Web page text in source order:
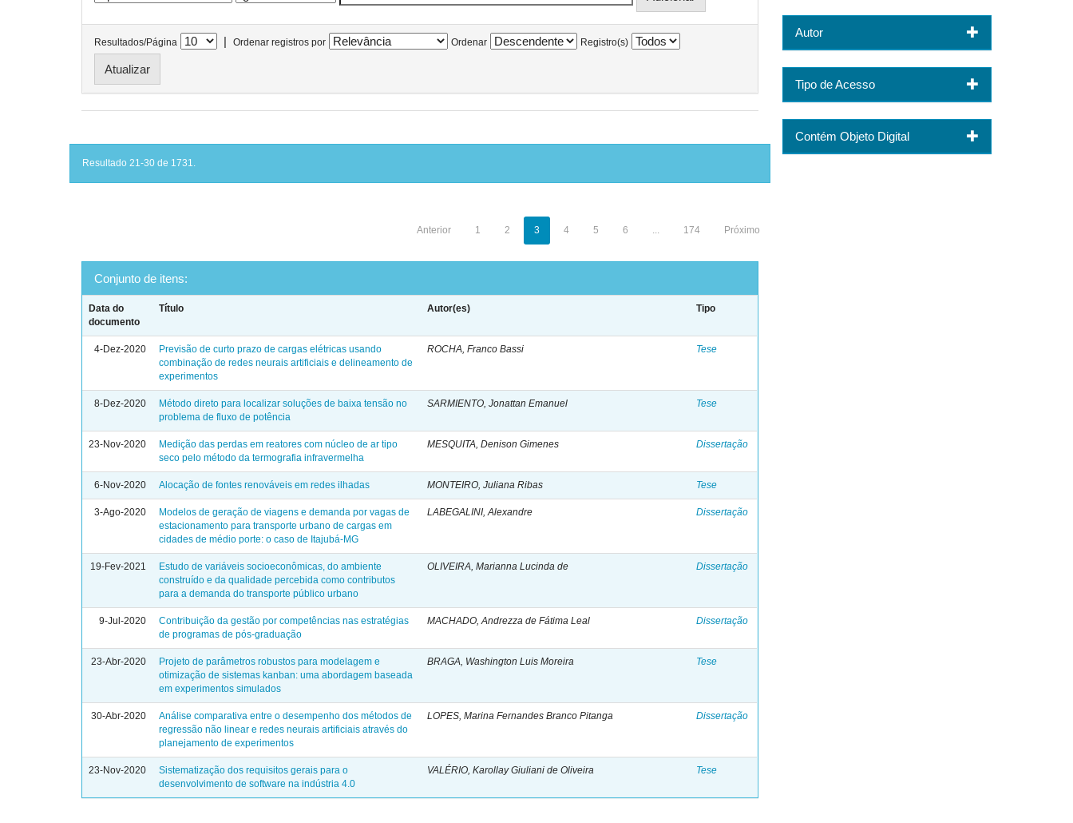
Resultados/Página | Ordenar registros por Ordenar Registro(s)
Resultado 21-30 de 1731.
Anterior 1 2 3 4 5 6 ... 174 Próximo
Conjunto de itens:
Data do
documento
Título Autor(es) Tipo
4-Dez-2020
Previsão de curto prazo de cargas elétricas usando
combinação de redes neurais artificiais e delineamento de
experimentos
ROCHA, Franco Bassi Tese
8-Dez-2020
Método direto para localizar soluções de baixa tensão no
problema de fluxo de potência
SARMIENTO, Jonattan Emanuel Tese
23-Nov-2020
Medição das perdas em reatores com núcleo de ar tipo
seco pelo método da termografia infravermelha
MESQUITA, Denison Gimenes Dissertação
6-Nov-2020 Alocação de fontes renováveis em redes ilhadas MONTEIRO, Juliana Ribas Tese
3-Ago-2020
Modelos de geração de viagens e demanda por vagas de
estacionamento para transporte urbano de cargas em
cidades de médio porte: o caso de Itajubá-MG
LABEGALINI, Alexandre Dissertação
19-Fev-2021
Estudo de variáveis socioeconômicas, do ambiente
construído e da qualidade percebida como contributos
para a demanda do transporte público urbano
OLIVEIRA, Marianna Lucinda de Dissertação
9-Jul-2020
Contribuição da gestão por competências nas estratégias
de programas de pós-graduação
MACHADO, Andrezza de Fátima Leal Dissertação
23-Abr-2020
Projeto de parâmetros robustos para modelagem e
otimização de sistemas kanban: uma abordagem baseada
em experimentos simulados
BRAGA, Washington Luis Moreira Tese
30-Abr-2020
Análise comparativa entre o desempenho dos métodos de
regressão não linear e redes neurais artificiais através do
planejamento de experimentos
LOPES, Marina Fernandes Branco Pitanga Dissertação
23-Nov-2020
Sistematização dos requisitos gerais para o
desenvolvimento de software na indústria 4.0
VALÉRIO, Karollay Giuliani de Oliveira Tese
Autor
Tipo de Acesso
Contém Objeto Digital